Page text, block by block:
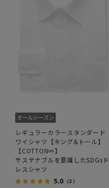
レギュラーカラースタンダード
ワイシャツ【キング&トール】
【COTTON∞】
サステナブルを意識したSDGsド
レスシャツ
5.0 （2）